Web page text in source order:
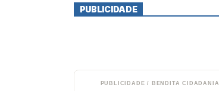
PUBLICIDADE
PUBLICIDADE / BENDITA CIDADANIA